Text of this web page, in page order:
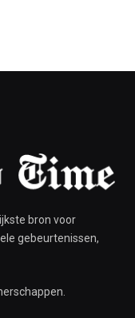
bron voor
gebeurtenissen,